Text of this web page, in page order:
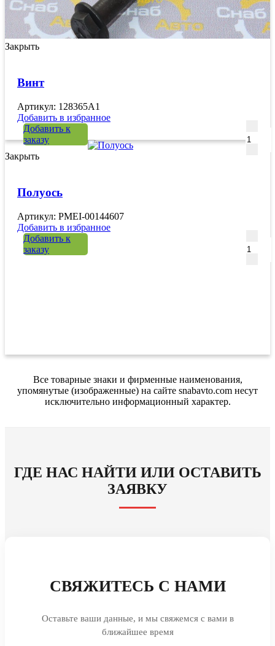
Закрыть
Винт
Артикул: 128365A1
Добавить в избранное
Добавить к
заказу
Закрыть
Полуось
Артикул: PMEI-00144607
Добавить в избранное
Добавить к
заказу
Все товарные знаки и фирменные наименования,
упомянутые (изображенные) на сайте snabavto.com несут
исключительно информационный характер.
ГДЕ НАС НАЙТИ ИЛИ ОСТАВИТЬ
ЗАЯВКУ
СВЯЖИТЕСЬ С НАМИ
Оставьте ваши данные, и мы свяжемся с вами в
ближайшее время